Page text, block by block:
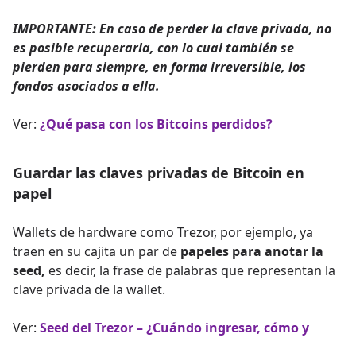
IMPORTANTE: En caso de perder la clave privada, no
es posible recuperarla, con lo cual también se
pierden para siempre, en forma irreversible, los
fondos asociados a ella.
Ver: ¿Qué pasa con los Bitcoins perdidos?
Guardar las claves privadas de Bitcoin en
papel
Wallets de hardware como Trezor, por ejemplo, ya
traen en su cajita un par de papeles para anotar la
seed, es decir, la frase de palabras que representan la
clave privada de la wallet.
Ver: Seed del Trezor – ¿Cuándo ingresar, cómo y